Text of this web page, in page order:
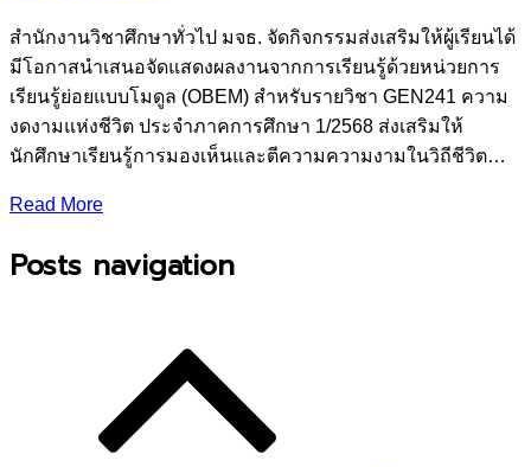
สำนักงานวิชาศึกษาทั่วไป มจธ. จัดกิจกรรมส่งเสริมให้ผู้เรียนได้
มีโอกาสนำเสนอจัดแสดงผลงานจากการเรียนรู้ด้วยหน่วยการ
เรียนรู้ย่อยแบบโมดูล (OBEM) สำหรับรายวิชา GEN241 ความ
งดงามแห่งชีวิต ประจำภาคการศึกษา 1/2568 ส่งเสริมให้
นักศึกษาเรียนรู้การมองเห็นและตีความความงามในวิถีชีวิต…
Read More
Posts navigation